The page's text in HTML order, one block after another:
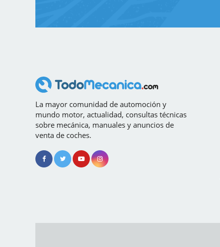
La mayor comunidad de automoción y
mundo motor, actualidad, consultas técnicas
sobre mecánica, manuales y anuncios de
venta de coches.